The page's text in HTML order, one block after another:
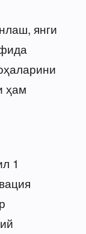
янги
ҳам
1